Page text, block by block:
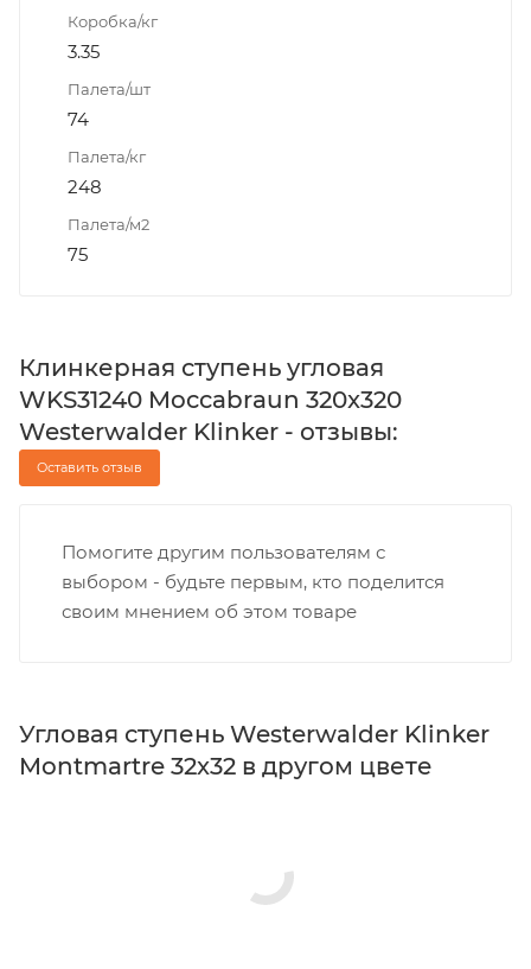
Коробка/кг
3.35
Палета/шт
74
Палета/кг
248
Палета/м2
75
Клинкерная ступень угловая
WKS31240 Moccabraun 320x320
Westerwalder Klinker - отзывы:
Оставить отзыв
Помогите другим пользователям с
выбором - будьте первым, кто поделится
своим мнением об этом товаре
Угловая ступень Westerwalder Klinker
Montmartre 32x32 в другом цвете